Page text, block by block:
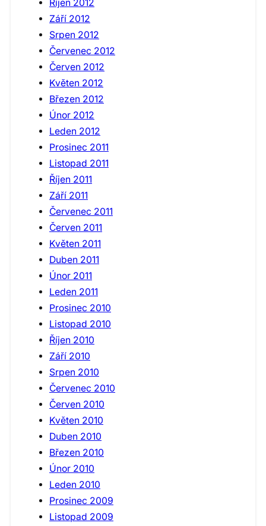
Říjen 2012
Září 2012
Srpen 2012
Červenec 2012
Červen 2012
Květen 2012
Březen 2012
Únor 2012
Leden 2012
Prosinec 2011
Listopad 2011
Říjen 2011
Září 2011
Červenec 2011
Červen 2011
Květen 2011
Duben 2011
Únor 2011
Leden 2011
Prosinec 2010
Listopad 2010
Říjen 2010
Září 2010
Srpen 2010
Červenec 2010
Červen 2010
Květen 2010
Duben 2010
Březen 2010
Únor 2010
Leden 2010
Prosinec 2009
Listopad 2009